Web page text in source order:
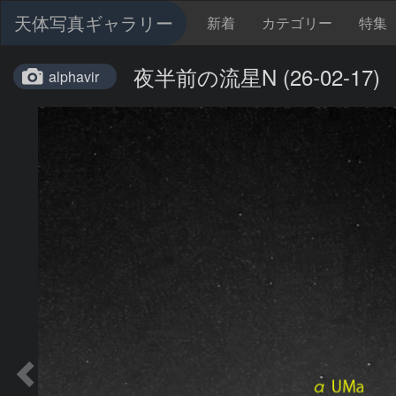
天体写真ギャラリー 新着 カテゴリー 特集
alphavir 夜半前の流星N (26-02-17)